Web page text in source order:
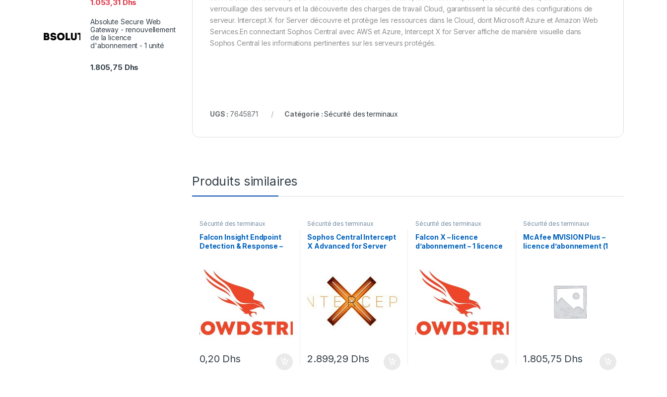
verrouillage des serveurs et la découverte des charges de travail Cloud, garantissent la sécurité des configurations de
serveur. Intercept X for Server découvre et protège les ressources dans le Cloud, dont Microsoft Azure et Amazon Web
Services.En connectant Sophos Central avec AWS et Azure, Intercept X for Server affiche de manière visuelle dans
Sophos Central les informations pertinentes sur les serveurs protégés.
UGS : 7645871 Catégorie :Sécurité des terminaux
Produits similaires
Sécurité des terminaux
Falcon Insight Endpoint
Detection & Response –
0,20 Dhs
Sécurité des terminaux
Sophos Central Intercept
X Advanced for Server
mois) – 1 serveur
2.899,29 Dhs
Sécurité des terminaux
Falcon X – licence
d’abonnement – 1 licence
Sécurité des terminaux
McAfee MVISION Plus –
licence d’abonnement (1
1.805,75 Dhs
1.053,31 Dhs
Absolute Secure Web
Gateway - renouvellement
de la licence
d'abonnement - 1 unité
1.805,75 Dhs